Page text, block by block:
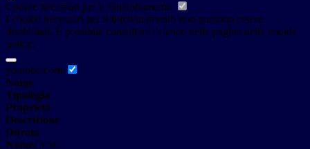
Cookie necessari per il funzionamento
I cookie necessari per il funzionamento non possono essere
disabilitati. È possibile consultare l'elenco nella pagina della cookie
policy.
youtube.com
Nome
Tipologia
Proprieta
Descrizione
Durata
Nome: YSC